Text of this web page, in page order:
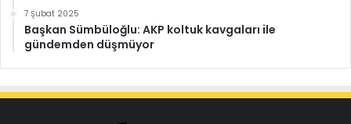
7 Şubat 2025
Başkan Sümbüloğlu: AKP koltuk kavgaları ile
gündemden düşmüyor